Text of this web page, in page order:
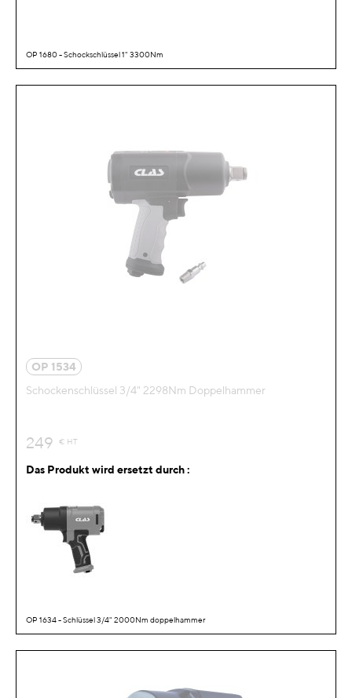
OP 1680 - Schockschlüssel 1" 3300Nm
OP 1534
Schockenschlüssel 3/4" 2298Nm Doppelhammer
249 € HT
Das Produkt wird ersetzt durch :
OP 1634 - Schlüssel 3/4" 2000Nm doppelhammer